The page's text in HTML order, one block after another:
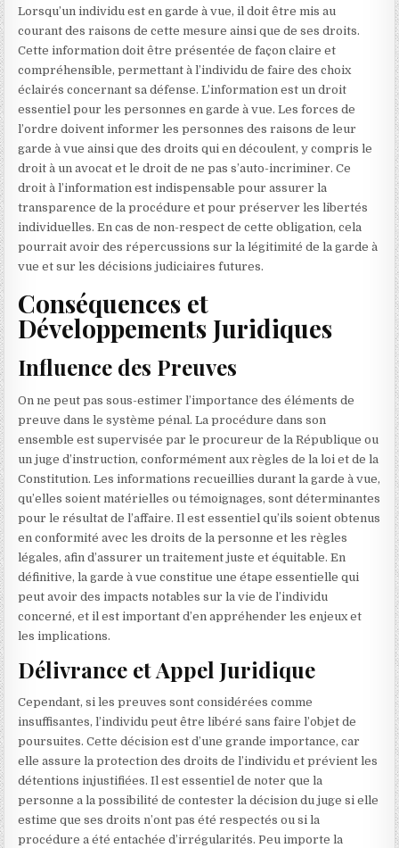
Lorsqu’un individu est en garde à vue, il doit être mis au
courant des raisons de cette mesure ainsi que de ses droits.
Cette information doit être présentée de façon claire et
compréhensible, permettant à l’individu de faire des choix
éclairés concernant sa défense. L’information est un droit
essentiel pour les personnes en garde à vue. Les forces de
l’ordre doivent informer les personnes des raisons de leur
garde à vue ainsi que des droits qui en découlent, y compris le
droit à un avocat et le droit de ne pas s’auto-incriminer. Ce
droit à l’information est indispensable pour assurer la
transparence de la procédure et pour préserver les libertés
individuelles. En cas de non-respect de cette obligation, cela
pourrait avoir des répercussions sur la légitimité de la garde à
vue et sur les décisions judiciaires futures.
Conséquences et
Développements Juridiques
Influence des Preuves
On ne peut pas sous-estimer l’importance des éléments de
preuve dans le système pénal. La procédure dans son
ensemble est supervisée par le procureur de la République ou
un juge d’instruction, conformément aux règles de la loi et de la
Constitution. Les informations recueillies durant la garde à vue,
qu’elles soient matérielles ou témoignages, sont déterminantes
pour le résultat de l’affaire. Il est essentiel qu’ils soient obtenus
en conformité avec les droits de la personne et les règles
légales, afin d’assurer un traitement juste et équitable. En
définitive, la garde à vue constitue une étape essentielle qui
peut avoir des impacts notables sur la vie de l’individu
concerné, et il est important d’en appréhender les enjeux et
les implications.
Délivrance et Appel Juridique
Cependant, si les preuves sont considérées comme
insuffisantes, l’individu peut être libéré sans faire l’objet de
poursuites. Cette décision est d’une grande importance, car
elle assure la protection des droits de l’individu et prévient les
détentions injustifiées. Il est essentiel de noter que la
personne a la possibilité de contester la décision du juge si elle
estime que ses droits n’ont pas été respectés ou si la
procédure a été entachée d’irrégularités. Peu importe la